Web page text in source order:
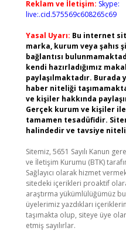
Reklam ve İletişim: Skype:
live:.cid.575569c608265c69
Yasal Uyarı: Bu internet
marka, kurum veya şahıs
bağlantısı
kendi hazırladığımız
paylaşılmaktadır.
haber niteliği
ve kişiler hakkında
Gerçek kurum ve kişiler
tamamen tesadüfidir.
halindedir ve tavsiye
Sitemiz, 5651 Sayılı Kanun
ve İletişim Kurumu (BTK)
Sağlayıcı olarak hizmet
sitedeki içerikleri proaktif
araştırma yükümlülüğümüz
üyelerimiz yazdıkları
taşımakta olup, siteye üye
etmiş sayılırlar.